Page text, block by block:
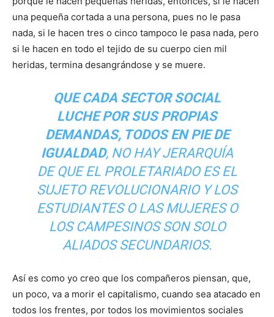
una pequeña cortada a una persona, pues no le pasa
nada, si le hacen tres o cinco tampoco le pasa nada, pero
si le hacen en todo el tejido de su cuerpo cien mil
heridas, termina desangrándose y se muere.
QUE CADA SECTOR SOCIAL
LUCHE POR SUS PROPIAS
DEMANDAS, TODOS EN PIE DE
IGUALDAD, NO HAY JERARQUÍA
DE QUE EL PROLETARIADO ES EL
SUJETO REVOLUCIONARIO Y LOS
ESTUDIANTES O LAS MUJERES O
LOS CAMPESINOS SON SOLO
ALIADOS SECUNDARIOS.
Así es como yo creo que los compañeros piensan, que,
un poco, va a morir el capitalismo, cuando sea atacado en
todos los frentes, por todos los movimientos sociales